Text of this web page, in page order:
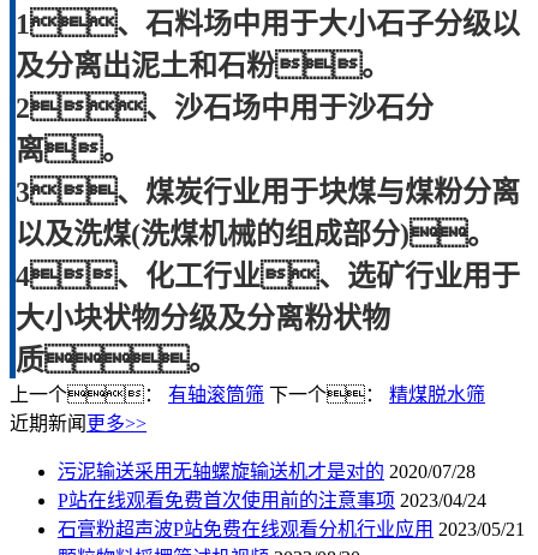
1、石料场中用于大小石子分级以
及分离出泥土和石粉。
2、沙石场中用于沙石分
离。
3、煤炭行业用于块煤与煤粉分离
以及洗煤(洗煤机械的组成部分)。
4、化工行业、选矿行业用于
大小块状物分级及分离粉状物
质。
上一个： 有轴滚筒筛 下一个： 精煤脱水筛
近期新闻 更多>>
污泥输送采用无轴螺旋输送机才是对的 2020/07/28
P站在线观看免费首次使用前的注意事项 2023/04/24
石膏粉超声波P站免费在线观看分机行业应用 2023/05/21